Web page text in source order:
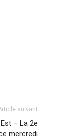
suivant
– La 2e
mercredi